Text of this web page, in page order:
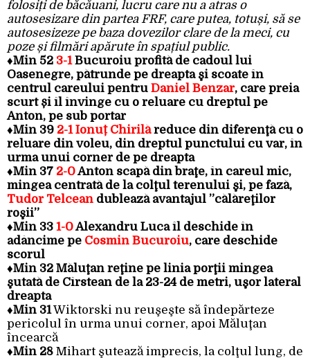
folosiți de băcăuani, lucru care nu a atras o
autosesizare din partea FRF, care putea, totuși, să se
autosesizeze pe baza dovezilor clare de la meci, cu
poze și filmări apărute în spațiul public.
♦Min 52 3-1Bucuroiu profită de cadoul lui
Oasenegre, pătrunde pe dreapta şi scoate în
centrul careului pentru Daniel Benzar, care preia
scurt și îl învinge cu o reluare cu dreptul pe
Anton, pe sub portar
♦Min 39 2-1 Ionuț Chirilăreduce din diferenţă cu o
reluare din voleu, din dreptul punctului cu var, în
urma unui corner de pe dreapta
♦Min 37 2-0Anton scapă din braţe, în careul mic,
mingea centrată de la colţul terenului şi, pe fază,
Tudor Telcean dublează avantajul ”călăreţilor
roşii”
♦Min 33 1-0Alexandru Luca îl deschide în
adâncime pe Cosmin Bucuroiu, care deschide
scorul
♦Min 32 Măluţan reţine pe linia porţii mingea
şutată de Cîrstean de la 23-24 de metri, uşor lateral
dreapta
♦Min 31Wiktorski nu reuşeşte să îndepărteze
pericolul în urma unui corner, apoi Măluţan
încearcă
♦Min 28 Mihart şutează imprecis, la colţul lung, de